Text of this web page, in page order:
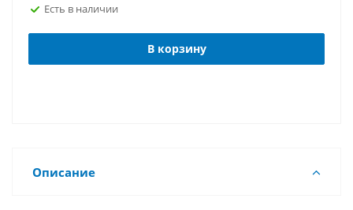
Есть в наличии
В корзину
Описание